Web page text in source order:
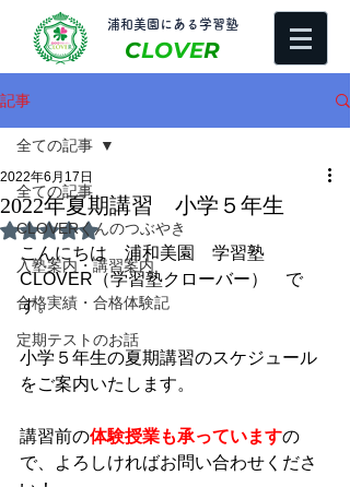
​浦和美園にある学習塾
CLOVER
記事
全ての記事
CLOVERくんのつぶやき
入塾案内・講習案内
合格実績・合格体験記
定期テストのお話
全ての記事
2022年夏期講習 小学５年生
2022年6月17日
5つ星のうちNaNと評価されています。
こんにちは　浦和美園　学習塾
CLOVER（学習塾クローバー）　で
す。
小学５年生の夏期講習のスケジュール
をご案内いたします。
講習前の体験授業も承っていますの
で、よろしければお問い合わせくださ